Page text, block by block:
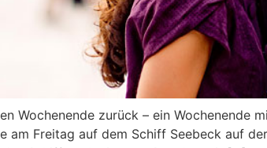
Wochenende zurück – ein Wochenende
am Freitag auf dem Schiff Seebeck auf